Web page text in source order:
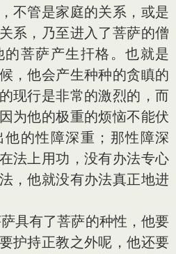
不管是家庭的关系，或是
系，乃至进入了菩萨的僧
菩萨产生扞格。也就是
，他会产生种种的贪瞋的
现行是非常的激烈的，而
为他的极重的烦恼不能伏
的性障深重；那性障深
法上用功，没有办法专心
，他就没有办法真正地进
有了菩萨的种性，他要
护持正教之外呢，他还要